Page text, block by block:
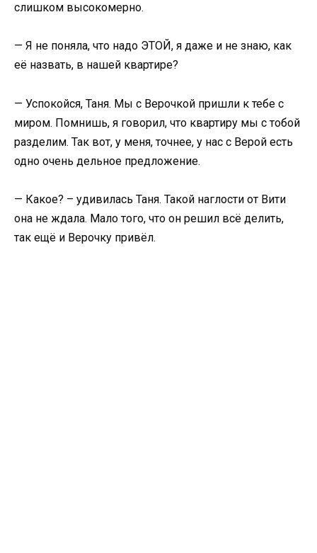
слишком высокомерно.
— Я не поняла, что надо ЭТОЙ, я даже и не знаю, как
её назвать, в нашей квартире?
— Успокойся, Таня. Мы с Верочкой пришли к тебе с
миром. Помнишь, я говорил, что квартиру мы с тобой
разделим. Так вот, у меня, точнее, у нас с Верой есть
одно очень дельное предложение.
— Какое? – удивилась Таня. Такой наглости от Вити
она не ждала. Мало того, что он решил всё делить,
так ещё и Верочку привёл.